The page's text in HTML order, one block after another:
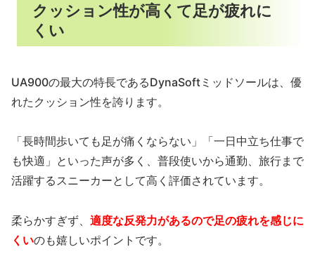
クッション性が高くて足が疲れに
くい
UA900の最大の特長であるDynaSoftミッドソールは、優
れたクッション性を誇ります。
「長時間歩いても足が痛くならない」「一日中立ち仕事で
も快適」といった声が多く、普段使いから通勤、旅行まで
活躍するスニーカーとして高く評価されています。
柔らかすぎず、 適度な反発力があるので足の疲れを感じに
くいのも嬉しいポイントです。